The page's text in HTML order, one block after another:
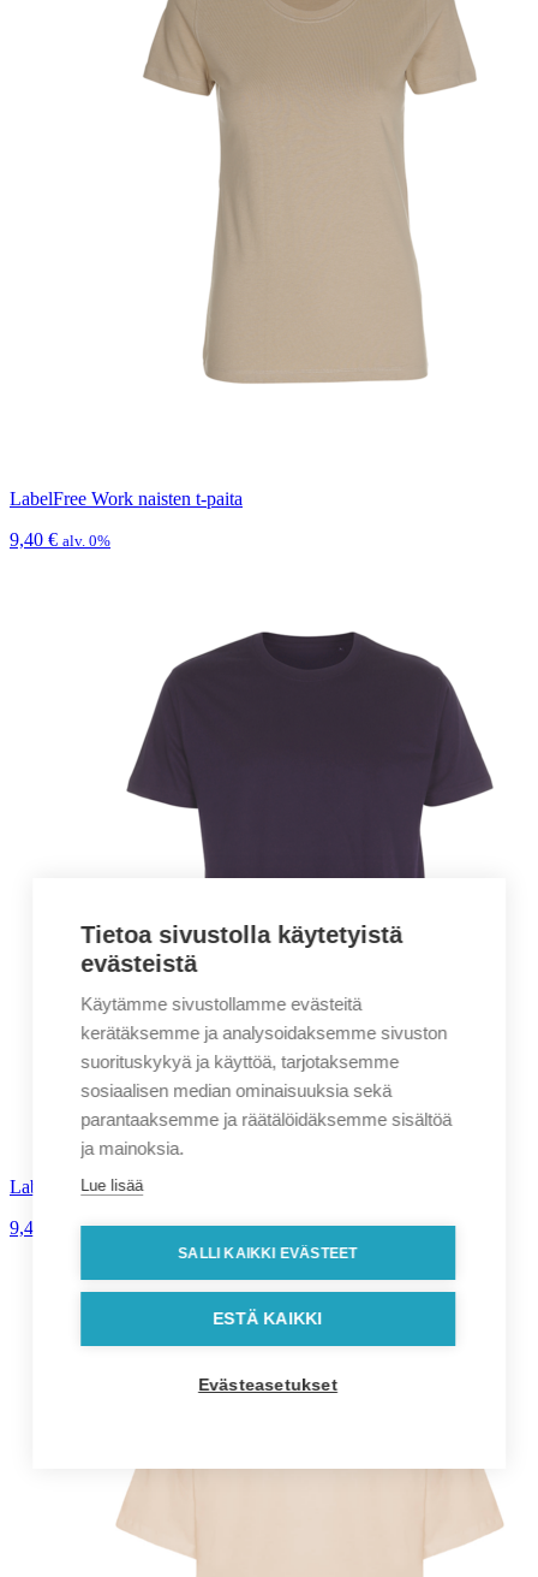
LabelFree Work naisten t-paita
9,40 € alv. 0%
LabelFree Work miesten t-paita
9,40
alv. 0%
Tietoa sivustolla käytetyistä
evästeistä
Käytämme sivustollamme evästeitä
kerätäksemme ja analysoidaksemme sivuston
suorituskykyä ja käyttöä, tarjotaksemme
sosiaalisen median ominaisuuksia sekä
parantaaksemme ja räätälöidäksemme sisältöä
ja mainoksia.
Lue lisää
SALLI KAIKKI EVÄSTEET
ESTÄ KAIKKI
Evästeasetukset